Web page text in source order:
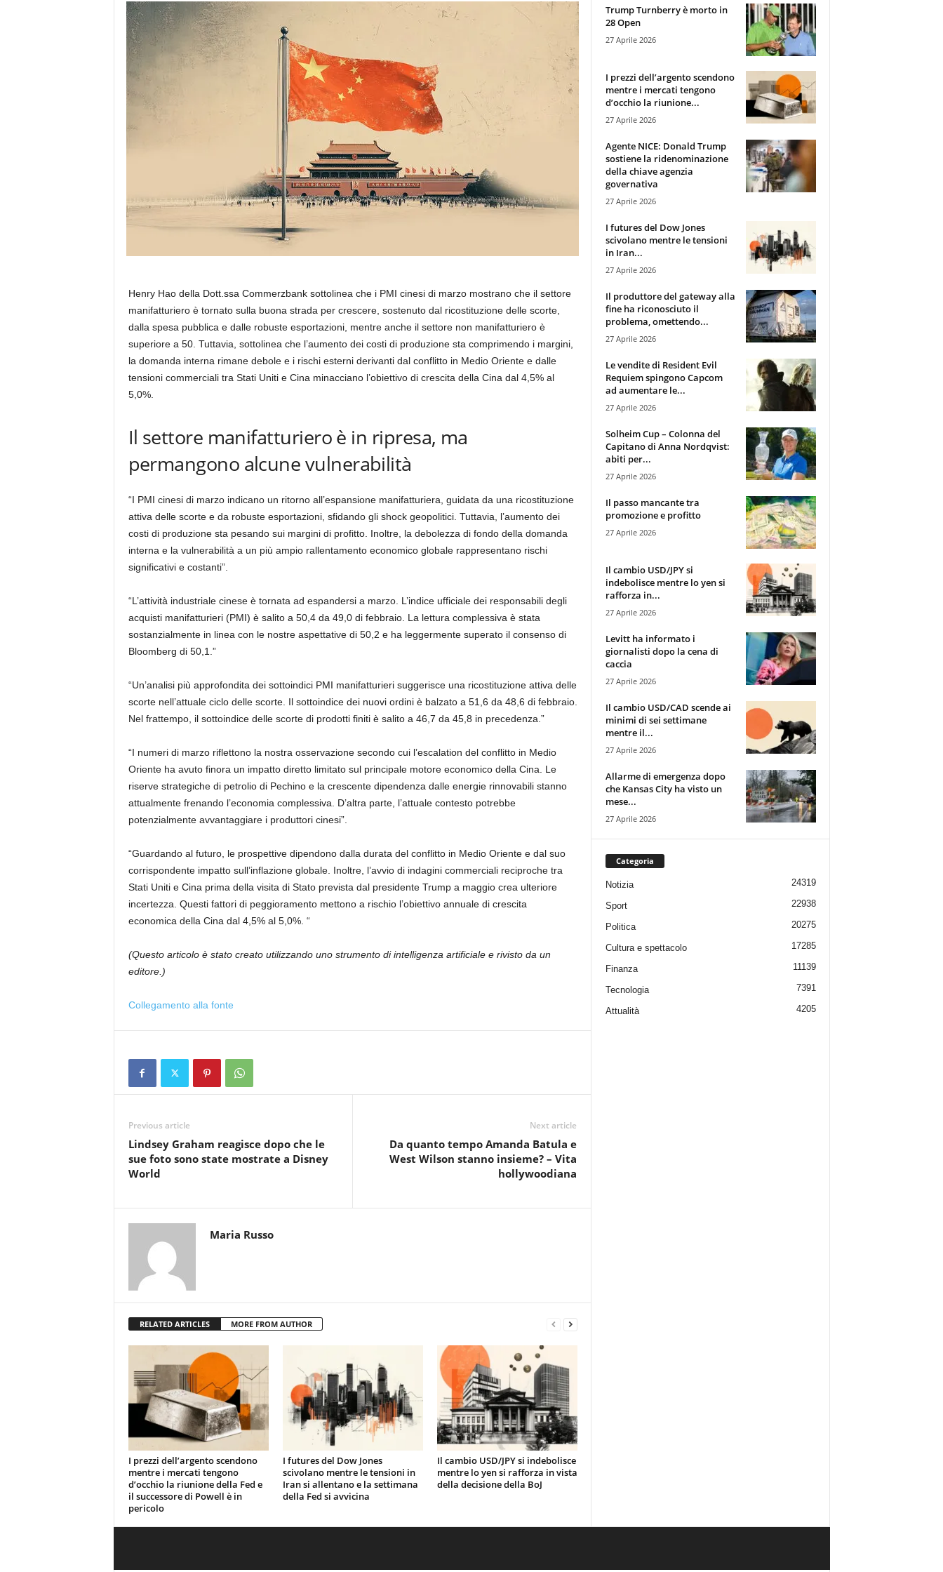
Henry Hao della Dott.ssa Commerzbank sottolinea che i PMI cinesi di marzo mostrano che il settore
manifatturiero è tornato sulla buona strada per crescere, sostenuto dal ricostituzione delle scorte,
dalla spesa pubblica e dalle robuste esportazioni, mentre anche il settore non manifatturiero è
superiore a 50. Tuttavia, sottolinea che l’aumento dei costi di produzione sta comprimendo i margini,
la domanda interna rimane debole e i rischi esterni derivanti dal conflitto in Medio Oriente e dalle
tensioni commerciali tra Stati Uniti e Cina minacciano l’obiettivo di crescita della Cina dal 4,5% al ​​
5,0%.
Il settore manifatturiero è in ripresa, ma
permangono alcune vulnerabilità
“I PMI cinesi di marzo indicano un ritorno all’espansione manifatturiera, guidata da una ricostituzione
attiva delle scorte e da robuste esportazioni, sfidando gli shock geopolitici. Tuttavia, l’aumento dei
costi di produzione sta pesando sui margini di profitto. Inoltre, la debolezza di fondo della domanda
interna e la vulnerabilità a un più ampio rallentamento economico globale rappresentano rischi
significativi e costanti”.
“L’attività industriale cinese è tornata ad espandersi a marzo. L’indice ufficiale dei responsabili degli
acquisti manifatturieri (PMI) è salito a 50,4 da 49,0 di febbraio. La lettura complessiva è stata
sostanzialmente in linea con le nostre aspettative di 50,2 e ha leggermente superato il consenso di
Bloomberg di 50,1.”
“Un’analisi più approfondita dei sottoindici PMI manifatturieri suggerisce una ricostituzione attiva delle
scorte nell’attuale ciclo delle scorte. Il sottoindice dei nuovi ordini è balzato a 51,6 da 48,6 di febbraio.
Nel frattempo, il sottoindice delle scorte di prodotti finiti è salito a 46,7 da 45,8 in precedenza.”
“I numeri di marzo riflettono la nostra osservazione secondo cui l’escalation del conflitto in Medio
Oriente ha avuto finora un impatto diretto limitato sul principale motore economico della Cina. Le
riserve strategiche di petrolio di Pechino e la crescente dipendenza dalle energie rinnovabili stanno
attualmente frenando l’economia complessiva. D’altra parte, l’attuale contesto potrebbe
potenzialmente avvantaggiare i produttori cinesi”.
“Guardando al futuro, le prospettive dipendono dalla durata del conflitto in Medio Oriente e dal suo
corrispondente impatto sull’inflazione globale. Inoltre, l’avvio di indagini commerciali reciproche tra
Stati Uniti e Cina prima della visita di Stato prevista dal presidente Trump a maggio crea ulteriore
incertezza. Questi fattori di peggioramento mettono a rischio l’obiettivo annuale di crescita
economica della Cina dal 4,5% al ​​5,0%. “
(Questo articolo è stato creato utilizzando uno strumento di intelligenza artificiale e rivisto da un
editore.)
Collegamento alla fonte
Previous article
Lindsey Graham reagisce dopo che le
sue foto sono state mostrate a Disney
World
Next article
Da quanto tempo Amanda Batula e
West Wilson stanno insieme? – Vita
hollywoodiana
Maria Russo
RELATED ARTICLES MORE FROM AUTHOR
I prezzi dell’argento scendono
mentre i mercati tengono
d’occhio la riunione della Fed e
il successore di Powell è in
pericolo
I futures del Dow Jones
scivolano mentre le tensioni in
Iran si allentano e la settimana
della Fed si avvicina
Il cambio USD/JPY si indebolisce
mentre lo yen si rafforza in vista
della decisione della BoJ
Trump Turnberry è morto in
28 Open
27 Aprile 2026
I prezzi dell’argento scendono
mentre i mercati tengono
d’occhio la riunione...
27 Aprile 2026
Agente NICE: Donald Trump
sostiene la ridenominazione
della chiave agenzia
governativa
27 Aprile 2026
I futures del Dow Jones
scivolano mentre le tensioni
in Iran...
27 Aprile 2026
Il produttore del gateway alla
fine ha riconosciuto il
problema, omettendo...
27 Aprile 2026
Le vendite di Resident Evil
Requiem spingono Capcom
ad aumentare le...
27 Aprile 2026
Solheim Cup – Colonna del
Capitano di Anna Nordqvist:
abiti per...
27 Aprile 2026
Il passo mancante tra
promozione e profitto
27 Aprile 2026
Il cambio USD/JPY si
indebolisce mentre lo yen si
rafforza in...
27 Aprile 2026
Levitt ha informato i
giornalisti dopo la cena di
caccia
27 Aprile 2026
Il cambio USD/CAD scende ai
minimi di sei settimane
mentre il...
27 Aprile 2026
Allarme di emergenza dopo
che Kansas City ha visto un
mese...
27 Aprile 2026
Categoria
Notizia 24319
Sport 22938
Politica 20275
Cultura e spettacolo 17285
Finanza 11139
Tecnologia 7391
Attualità 4205